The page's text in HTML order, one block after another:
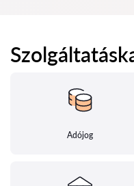
Adójog